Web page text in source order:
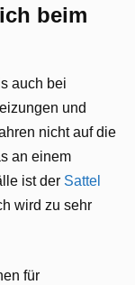
beim
auch bei
und
nicht auf die
an einem
ist der Sattel
wird zu sehr
für